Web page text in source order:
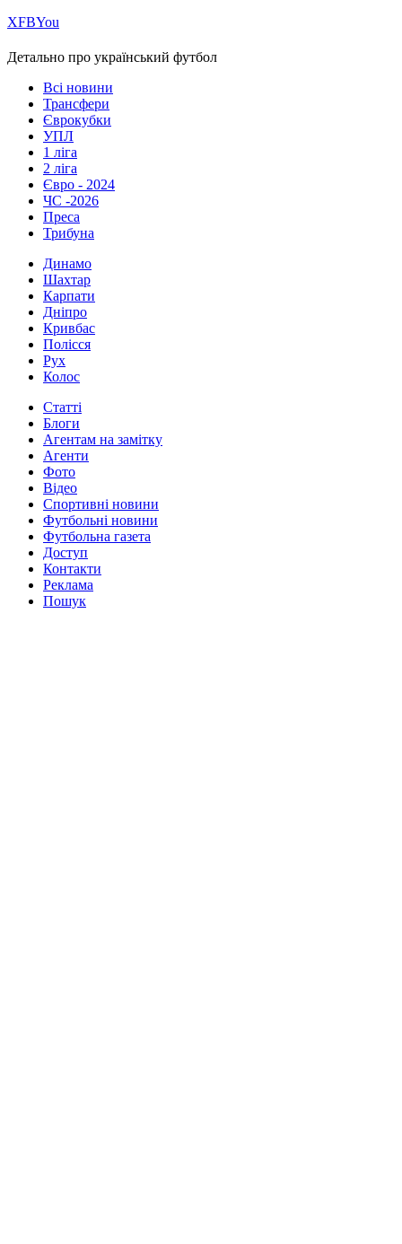
ХFBYou
Детально про український футбол
Всі новини
Трансфери
Єврокубки
УПЛ
1 ліга
2 ліга
Євро - 2024
ЧС -2026
Преса
Трибуна
Динамо
Шахтар
Карпати
Дніпро
Кривбас
Полісся
Рух
Колос
Статті
Блоги
Агентам на замітку
Агенти
Фото
Відео
Спортивні новини
Футбольні новини
Футбольна газета
Доступ
Контакти
Реклама
Пошук